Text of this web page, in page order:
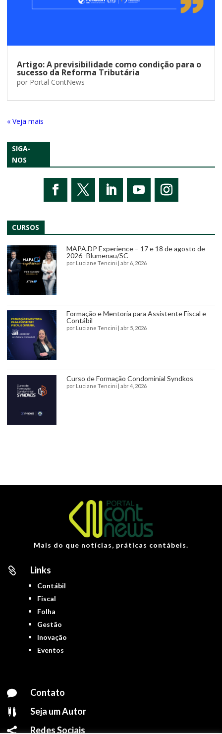
Artigo: A previsibilidade como condição para o
sucesso da Reforma Tributária
por Portal ContNews
« Entradas Antigas
SIGA-
NOS
CURSOS
MAPA.DP Experience – 17 e 18 de agosto de
2026 -Blumenau/SC
por Luciane Tencini | abr 6, 2026
Formação e Mentoria para Assistente Fiscal e
Contábil
por Luciane Tencini | abr 5, 2026
Curso de Formação Condominial Syndkos
por Luciane Tencini | abr 4, 2026
Mais do que notícias, práticas contábeis.
 Links
Contábil
Fiscal
Folha
Gestão
Inovação
Eventos
 Contato
 Seja um Autor
 Redes Sociais